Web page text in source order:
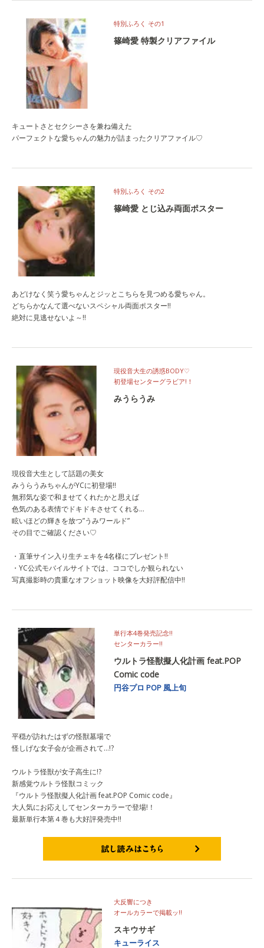
特別ふろく その1
篠崎愛 特製クリアファイル
キュートさとセクシーさを兼ね備えた
パーフェクトな愛ちゃんの魅力が詰まったクリアファイル♡
特別ふろく その2
篠崎愛 とじ込み両面ポスター
あどけなく笑う愛ちゃんとジッとこちらを見つめる愛ちゃん。
どちらかなんて選べないスペシャル両面ポスター!!
絶対に見逃せないよ～!!
現役音大生の誘惑BODY♡
初登場センターグラビア!！
みうらうみ
現役音大生として話題の美女
みうらうみちゃんがYCに初登場!!
無邪気な姿で和ませてくれたかと思えば
色気のある表情でドキドキさせてくれる…
眩いほどの輝きを放つ”うみワールド”
その目でご確認ください♡
・直筆サイン入り生チェキを4名様にプレゼント!!
・YC公式モバイルサイトでは、ココでしか観られない
写真撮影時の貴重なオフショット映像を大好評配信中!!
単行本4巻発売記念!!
センターカラー!!
ウルトラ怪獣擬人化計画 feat.POP
Comic code
円谷プロ POP 風上旬
平穏が訪れたはずの怪獣墓場で
怪しげな女子会が企画されて…!?
ウルトラ怪獣が女子高生に!?
新感覚ウルトラ怪獣コミック
『ウルトラ怪獣擬人化計画 feat.POP Comic code』
大人気にお応えしてセンターカラーで登場!！
最新単行本第４巻も大好評発売中!!
大反響につき
オールカラーで掲載ッ!!
スキウサギ
キューライス